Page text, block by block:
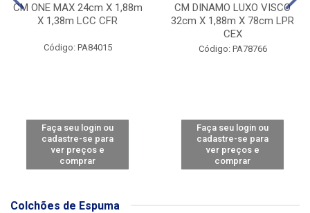
CM ONE MAX 24cm X 1,88m
X 1,38m LCC CFR
Código: PA84015
Faça seu login ou
cadastre-se para
ver preços e
comprar
CM DINAMO LUXO VISCO
32cm X 1,88m X 78cm LPR
CEX
Código: PA78766
Faça seu login ou
cadastre-se para
ver preços e
comprar
Colchões de Espuma